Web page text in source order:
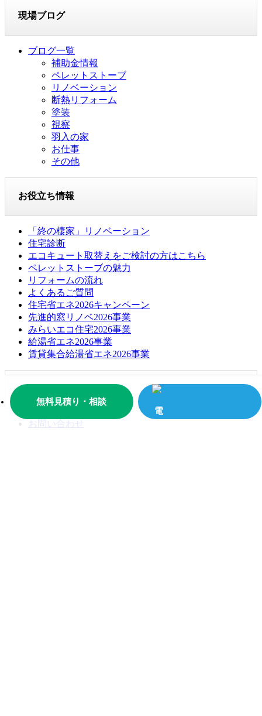
無料見積り・相談
現場ブログ
ブログ一覧
補助金情報
ペレットストーブ
リノベーション
断熱リフォーム
塗装
視察
羽入の家
お仕事
その他
お役立ち情報
「終の棲家」リノベーション
住宅診断
エコキュート取替えをご検討の方はこちら
ペレットストーブの魅力
リフォームの流れ
よくあるご質問
住宅省エネ2026キャンペーン
先進的窓リノベ2026事業
みらいエコ住宅2026事業
給湯省エネ2026事業
賃貸集合給湯省エネ2026事業
お問い合わせ
お問い合わせ